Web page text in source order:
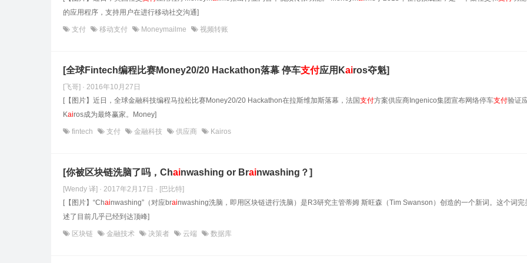
的应用程序，支持用户在进行移动社交沟通]
支付 移动支付 Moneymailme 视频转账
[全球Fintech编程比赛Money20/20 Hackathon落幕 停车支付应用Kairos夺魁]
[飞哥] · 2016年10月27日
[【图片】近日，全球金融科技编程马拉松比赛Money20/20 Hackathon在拉斯维加斯落幕，法国支付方案供应商Ingenico集团宣布网络停车支付验证
Kairos成为最终赢家。Money]
fintech 支付 金融科技 供应商 Kairos
[你被区块链洗脑了吗，Chainwashing or Brainwashing？]
[Wendy 译] · 2017年2月17日 · [巴比特]
[【图片】“Chainwashing”（对应brainwashing洗脑，即用区块链进行洗脑）是R3研究主管蒂姆 斯旺森（Tim Swanson）创造的一个新词。这个词完
述了目前几乎已经到达顶峰]
区块链 金融技术 决策者 云端 数据库